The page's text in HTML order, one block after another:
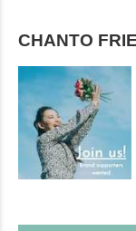
CHANTO